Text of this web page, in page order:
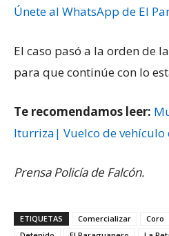
Únete al WhatsApp de El
El caso pasó a la orden de
para que continúe con lo
Te recomendamos leer:
Iturriza| Vuelco de vehículo
Prensa Policía de Falcón.
ETIQUETAS Comercializar Coro